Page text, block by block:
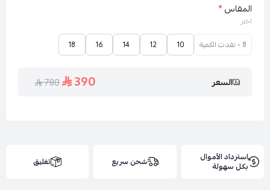
المقاس*
اختر
8 - نفدت الكمية 10
12
14
16
18
السعر 390
780
استرداد الأموال
بكل سهولة شحن سريع تغليق